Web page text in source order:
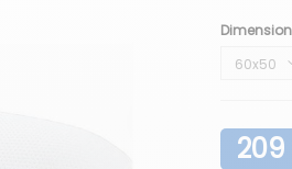
Dimension